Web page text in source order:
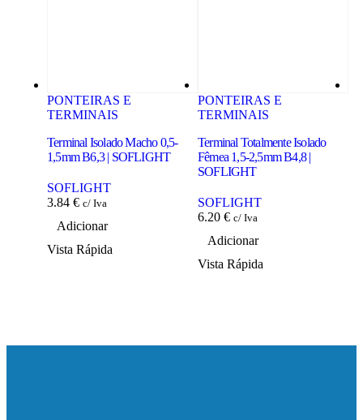
PONTEIRAS E
TERMINAIS
Terminal Isolado Macho 0,5-
1,5mm B6,3 | SOFLIGHT
SOFLIGHT
3.84 € c/ Iva
Adicionar
Vista Rápida
PONTEIRAS E
TERMINAIS
Terminal Totalmente Isolado
Fêmea 1,5-2,5mm B4,8 |
SOFLIGHT
SOFLIGHT
6.20 € c/ Iva
Adicionar
Vista Rápida